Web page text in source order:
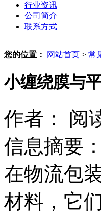
行业资讯
公司简介
联系方式
您的位置： 网站首页 > 常
小缠绕膜与
作者： 阅
信息摘要：
在物流包
材料，它